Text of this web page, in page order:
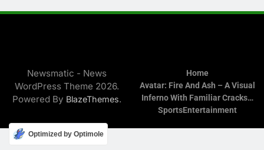
Newsmatic - News
WordPress Theme 2026.
Powered By BlazeThemes.
Home
Avatar: Fire And Ash – A Visual
Inferno With Familiar Cracks…
SportsEntertainment
Optimized by Optimole